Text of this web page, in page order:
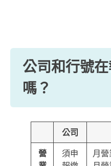
公司和行號
嗎？
公司
營
須申
月